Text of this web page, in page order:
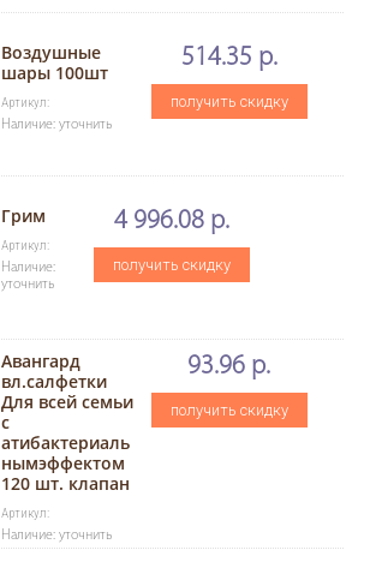
Воздушные
шары 100шт
Артикул:
Наличие: уточнить
514.35 р.
получить скидку
Грим
Артикул:
Наличие:
уточнить
4 996.08 р.
получить скидку
Авангард
вл.салфетки
Для всей семьи
с
атибактериаль
нымэффектом
120 шт. клапан
Артикул:
Наличие: уточнить
93.96 р.
получить скидку